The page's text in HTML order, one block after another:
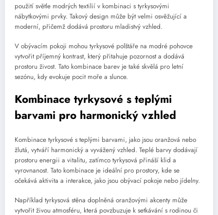
použití světle modrých textilií v kombinaci s tyrkysovými
nábytkovými prvky. Takový design může být velmi osvěžující a
moderní, přičemž dodává prostoru mladistvý vzhled.
V obývacím pokoji mohou tyrkysové polštáře na modré pohovce
vytvořit příjemný kontrast, který přitahuje pozornost a dodává
prostoru živost. Tato kombinace barev je také skvělá pro letní
sezónu, kdy evokuje pocit moře a slunce.
Kombinace tyrkysové s teplými
barvami pro harmonický vzhled
Kombinace tyrkysové s teplými barvami, jako jsou oranžová nebo
žlutá, vytváří harmonický a vyvážený vzhled. Teplé barvy dodávají
prostoru energii a vitalitu, zatímco tyrkysová přináší klid a
vyrovnanost. Tato kombinace je ideální pro prostory, kde se
očekává aktivita a interakce, jako jsou obývací pokoje nebo jídelny.
Například tyrkysová stěna doplněná oranžovými akcenty může
vytvořit živou atmosféru, která povzbuzuje k setkávání s rodinou či